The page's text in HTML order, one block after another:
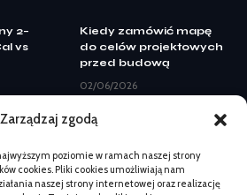
Zarządzaj zgodą
poziomie w ramach naszej strony
cookies. Pliki cookies umożliwiają nam
naszej strony internetowej oraz realizację
2–
vs
Kiedy zamówić mapę
do celów projektowych
przed budową
02/06/2026
przed montażem: co
03/06/2026
Landing page pod Meta
Ads: elementy do